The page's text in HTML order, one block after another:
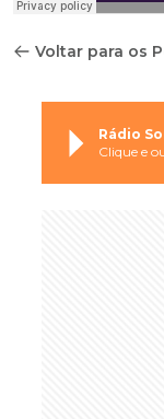
Voltar para os
Rádio
Clique e